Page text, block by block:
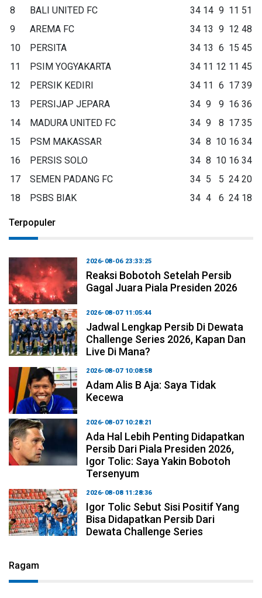
8
BALI UNITED FC 34 14 9 11 51
9
AREMA FC 34 13 9 12 48
10
PERSITA 34 13 6 15 45
11
PSIM YOGYAKARTA 34 11 12 11 45
12
PERSIK KEDIRI 34 11 6 17 39
13
PERSIJAP JEPARA 34 9 9 16 36
14
MADURA UNITED FC 34 9 8 17 35
15
PSM MAKASSAR 34 8 10 16 34
16
PERSIS SOLO 34 8 10 16 34
17
SEMEN PADANG FC 34 5 5 24 20
18
PSBS BIAK 34 4 6 24 18
Terpopuler
2026-08-06 23:33:25
Reaksi Bobotoh Setelah Persib
Gagal Juara Piala Presiden 2026
2026-08-07 11:05:44
Jadwal Lengkap Persib Di Dewata
Challenge Series 2026, Kapan Dan
Live Di Mana?
2026-08-07 10:08:58
Adam Alis B Aja: Saya Tidak
Kecewa
2026-08-07 10:28:21
Ada Hal Lebih Penting Didapatkan
Persib Dari Piala Presiden 2026,
Igor Tolic: Saya Yakin Bobotoh
Tersenyum
2026-08-08 11:28:36
Igor Tolic Sebut Sisi Positif Yang
Bisa Didapatkan Persib Dari
Dewata Challenge Series
Ragam